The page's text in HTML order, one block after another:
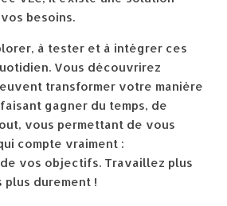
besoins.
à tester et à intégrer ces
Vous découvrirez
transformer votre manière
gagner du temps, de
vous permettant de vous
compte vraiment :
de vos objectifs. Travaillez plus
plus durement !